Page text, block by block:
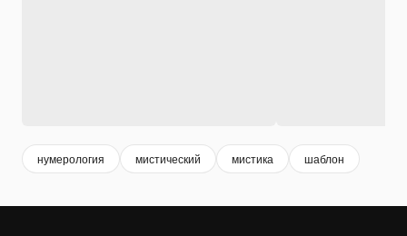
нумерология мистический мистика шаблон